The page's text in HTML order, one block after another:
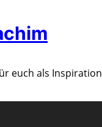
euch als Inspiration